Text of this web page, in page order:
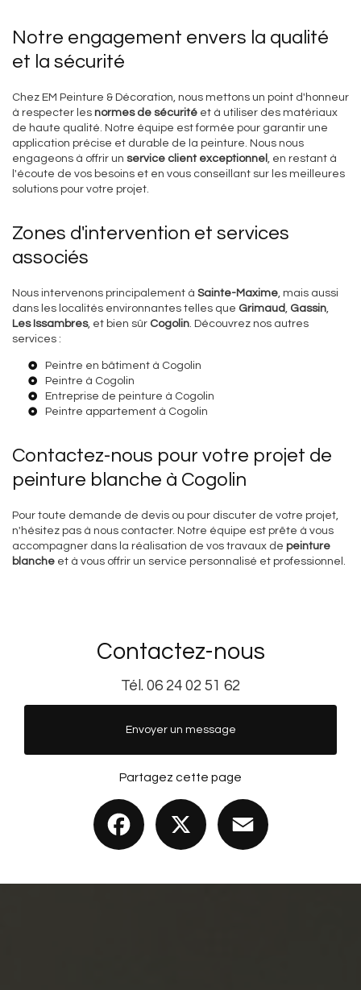
Notre engagement envers la qualité
et la sécurité
Chez EM Peinture & Décoration, nous mettons un point d'honneur
à respecter les normes de sécurité et à utiliser des matériaux
de haute qualité. Notre équipe est formée pour garantir une
application précise et durable de la peinture. Nous nous
engageons à offrir un service client exceptionnel
, en restant à
l'écoute de vos besoins et en vous conseillant sur les meilleures
solutions pour votre projet.
Zones d'intervention et services
associés
Nous intervenons principalement à Sainte-Maxime , mais aussi
dans les localités environnantes telles que Grimaud Gassin
Les Issambres, et bien sûr Cogolin . Découvrez nos autres
services :
Peintre en bâtiment à Cogolin
Peintre à Cogolin
Entreprise de peinture à Cogolin
Peintre appartement à Cogolin
Contactez-nous pour votre projet de
peinture blanche à Cogolin
Pour toute demande de devis ou pour discuter de votre projet,
n'hésitez pas à nous contacter. Notre équipe est prête à vous
accompagner dans la réalisation de vos travaux de peinture
blanche et à vous offrir un service personnalisé et professionnel.
Contactez-nous
Tél. 06 24 02 51 62
Envoyer un message
Partagez cette page
Facebook